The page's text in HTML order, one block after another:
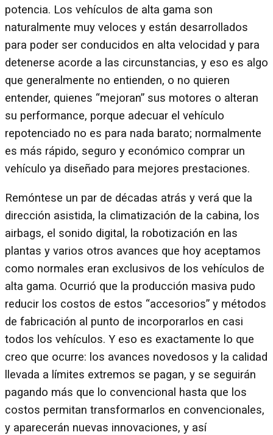
potencia. Los vehículos de alta gama son
naturalmente muy veloces y están desarrollados
para poder ser conducidos en alta velocidad y para
detenerse acorde a las circunstancias, y eso es algo
que generalmente no entienden, o no quieren
entender, quienes “mejoran” sus motores o alteran
su performance, porque adecuar el vehículo
repotenciado no es para nada barato; normalmente
es más rápido, seguro y económico comprar un
vehículo ya diseñado para mejores prestaciones.
Remóntese un par de décadas atrás y verá que la
dirección asistida, la climatización de la cabina, los
airbags, el sonido digital, la robotización en las
plantas y varios otros avances que hoy aceptamos
como normales eran exclusivos de los vehículos de
alta gama. Ocurrió que la producción masiva pudo
reducir los costos de estos “accesorios” y métodos
de fabricación al punto de incorporarlos en casi
todos los vehículos. Y eso es exactamente lo que
creo que ocurre: los avances novedosos y la calidad
llevada a límites extremos se pagan, y se seguirán
pagando más que lo convencional hasta que los
costos permitan transformarlos en convencionales,
y aparecerán nuevas innovaciones, y así